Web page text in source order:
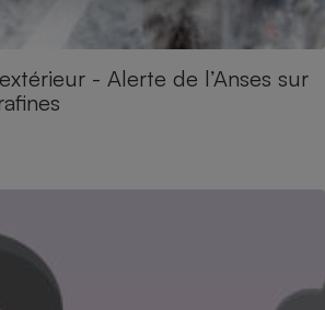
- Alerte de l’Anses sur